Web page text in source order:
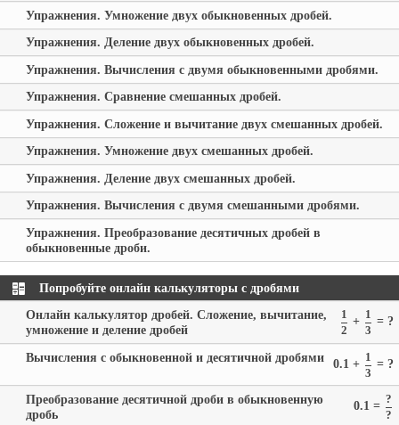
Упражнения. Умножение двух обыкновенных дробей.
Упражнения. Деление двух обыкновенных дробей.
Упражнения. Вычисления с двумя обыкновенными дробями.
Упражнения. Сравнение смешанных дробей.
Упражнения. Сложение и вычитание двух смешанных дробей.
Упражнения. Умножение двух смешанных дробей.
Упражнения. Деление двух смешанных дробей.
Упражнения. Вычисления с двумя смешанными дробями.
Упражнения. Преобразование десятичных дробей в
обыкновенные дроби.
Попробуйте онлайн калькуляторы с дробями
1
2
+ 1
3
= ?
Онлайн калькулятор дробей. Сложение, вычитание,
умножение и деление дробей
0.1 + 1
3
= ?
Вычисления с обыкновенной и десятичной дробями
0.1 = ?
?
Преобразование десятичной дроби в обыкновенную
дробь